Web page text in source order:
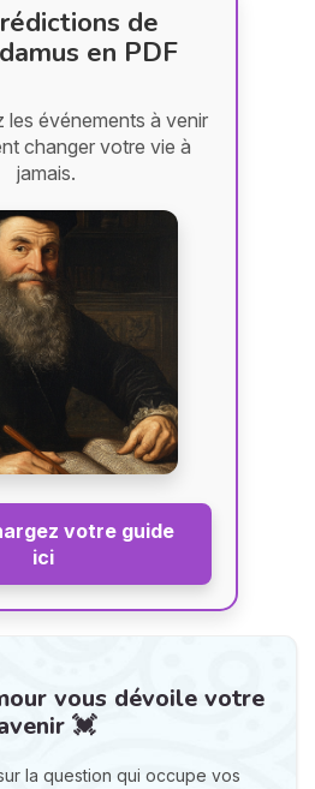
de
en PDF
les événements à venir
changer votre vie à
jamais.
votre guide
ici
vous dévoile votre
💓
la question qui occupe vos